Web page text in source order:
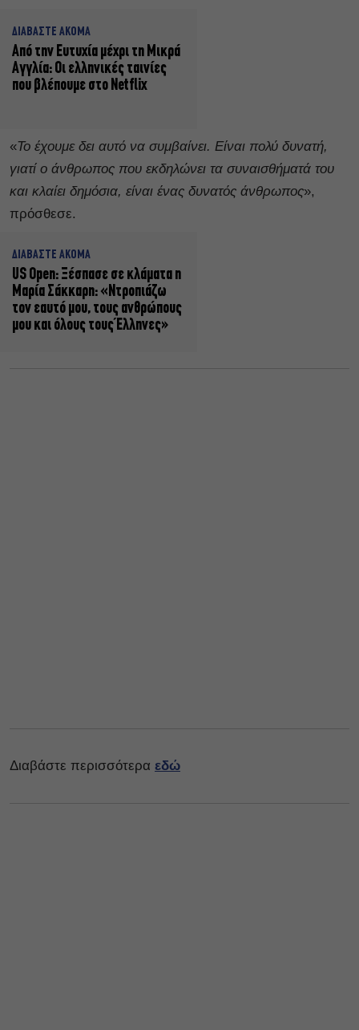
ΔΙΑΒΑΣΤΕ ΑΚΟΜΑ
Από την Ευτυχία μέχρι τη Μικρά
Αγγλία: Οι ελληνικές ταινίες
που βλέπουμε στο Netflix
«Το έχουμε δει αυτό να συμβαίνει. Είναι πολύ δυνατή,
γιατί ο άνθρωπος που εκδηλώνει τα συναισθήματά του
και κλαίει δημόσια, είναι ένας δυνατός άνθρωπος»,
πρόσθεσε.
ΔΙΑΒΑΣΤΕ ΑΚΟΜΑ
US Open: Ξέσπασε σε κλάματα η
Μαρία Σάκκαρη: «Ντροπιάζω
τον εαυτό μου, τους ανθρώπους
μου και όλους τους Έλληνες»
Διαβάστε περισσότερα εδώ